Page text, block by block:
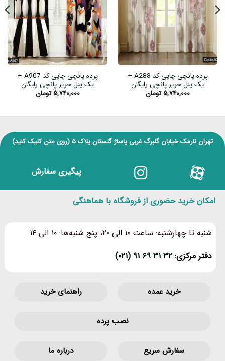
پرده پانچی چاپی کد A288 +
یک پنل حریر پانچی رایگان
۵,۷۴۰,۰۰۰ تومان
پرده پانچی چاپی کد A907 +
یک پنل حریر پانچی رایگان
۵,۷۴۰,۰۰۰ تومان
تهران نارمک خیابان گلبرگ غربی پاساژ گلستان پلاک ۵ (روی متن کلیک کنید)
پیگیری سفارش
امکان خرید حضوری از فروشگاه با هماهنگی
شنبه تا چهارشنبه: ساعت ۱۰ الی ۲۰، پنج شنبه‌ها: ۱۰ الی ۱۴
دفتر مرکزی: ۳۲ ۳۱ ۶۹ ۹۱ (۰۲۱)
خرید عمده راهنمای خرید
نصب پرده
سفارش سریع درباره ما